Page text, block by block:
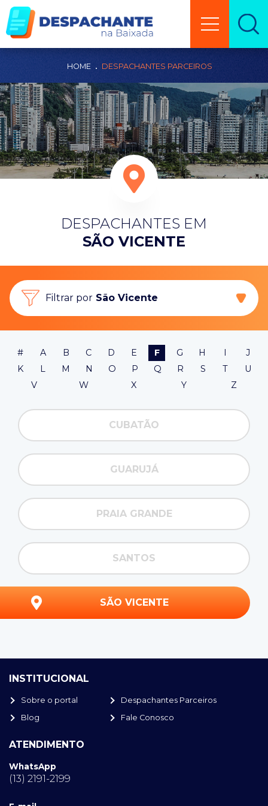
HOME DESPACHANTES PARCEIROS
DESPACHANTES EM
SÃO VICENTE
Filtrar por São Vicente
# A B C D E F G H I
J
K
L M N O P Q R S T
U
V
W X Y Z
CUBATÃO
GUARUJÁ
PRAIA GRANDE
SANTOS
SÃO VICENTE
INSTITUCIONAL
Sobre o portal
Despachantes Parceiros
Blog
Fale Conosco
ATENDIMENTO
WhatsApp
(13) 2191-2199